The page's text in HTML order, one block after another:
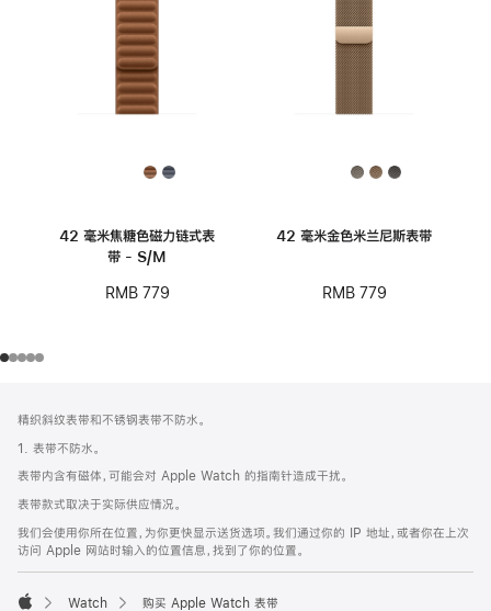
42 毫米焦糖色磁力链式表
带 - S/M
RMB 779
42 毫米金色米兰尼斯表带
RMB 779
页
页
脚
注
精织斜纹表带和不锈钢表带不防水。
1. 表带不防水。
表带内含有磁体，可能会对 Apple Watch 的指南针造成干扰。
表带款式取决于实际供应情况。
我们会使用你所在位置，为你更快显示送货选项。我们通过你的 IP 地址，或者你在上次
访问 Apple 网站时输入的位置信息，找到了你的位置。
Watch
购买 Apple Watch 表带